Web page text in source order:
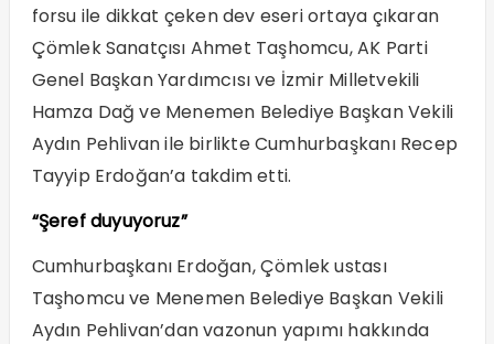
forsu ile dikkat çeken dev eseri ortaya çıkaran
Çömlek Sanatçısı Ahmet Taşhomcu, AK Parti
Genel Başkan Yardımcısı ve İzmir Milletvekili
Hamza Dağ ve Menemen Belediye Başkan Vekili
Aydın Pehlivan ile birlikte Cumhurbaşkanı Recep
Tayyip Erdoğan’a takdim etti.
“Şeref duyuyoruz”
Cumhurbaşkanı Erdoğan, Çömlek ustası
Taşhomcu ve Menemen Belediye Başkan Vekili
Aydın Pehlivan’dan vazonun yapımı hakkında